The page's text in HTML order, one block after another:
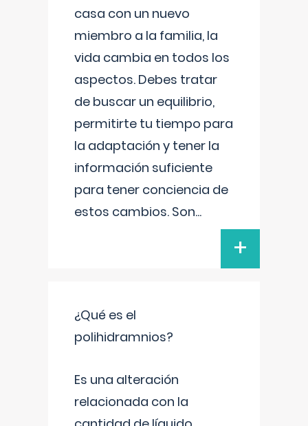
casa con un nuevo
miembro a la familia, la
vida cambia en todos los
aspectos. Debes tratar
de buscar un equilibrio,
permitirte tu tiempo para
la adaptación y tener la
información suficiente
para tener conciencia de
estos cambios. Son...
+
¿Qué es el
polihidramnios?
Es una alteración
relacionada con la